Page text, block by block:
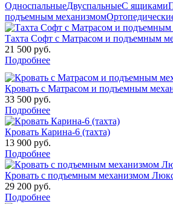
ОдноспальныеДвуспальныеС ящиками
подъемным механизмом
Тахта Софт с Матрасом и подъемным
21 500 руб.
Подробнее
Кровать с Матрасом и подъемным
33 500 руб.
Подробнее
Кровать Карина-6 (тахта)
13 900 руб.
Подробнее
Кровать с подъемным механизмом
29 200 руб.
Подробнее